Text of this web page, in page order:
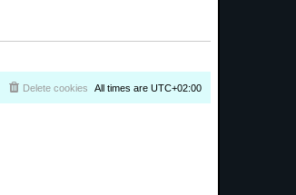
All times are UTC+02:00
Delete cookies